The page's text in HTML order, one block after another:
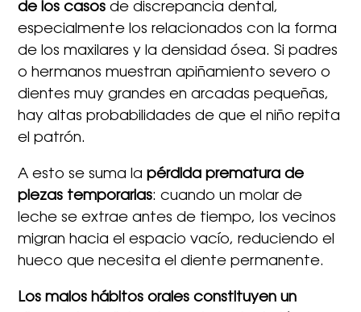
de los casos de discrepancia dental,
especialmente los relacionados con la forma
de los maxilares y la densidad ósea. Si padres
o hermanos muestran apiñamiento severo o
dientes muy grandes en arcadas pequeñas,
hay altas probabilidades de que el niño repita
el patrón.
A esto se suma la pérdida prematura de
piezas temporarias: cuando un molar de
leche se extrae antes de tiempo, los vecinos
migran hacia el espacio vacío, reduciendo el
hueco que necesita el diente permanente.
Los malos hábitos orales constituyen un